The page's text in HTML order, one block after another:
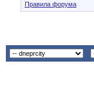
Правила форума